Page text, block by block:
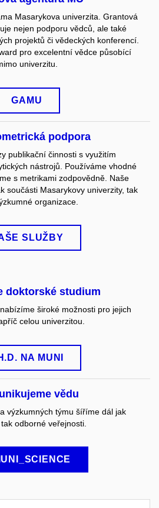
Masarykova univerzita. Grantová
nejen podporu vědců, ale také
projektů či vědeckých konferencí.
pro excelentní vědce působící
univerzitu.
GAMU
podpora
publikační činnosti s využitím
nástrojů. Používáme vhodné
s metrikami zodpovědně. Naše
součásti Masarykovy univerzity, tak
organizace.
SLUŽBY
doktorské studium
široké možnosti pro jejich
celou univerzitou.
NA MUNI
vědu
výzkumných týmu šíříme dál jak
odborné veřejnosti.